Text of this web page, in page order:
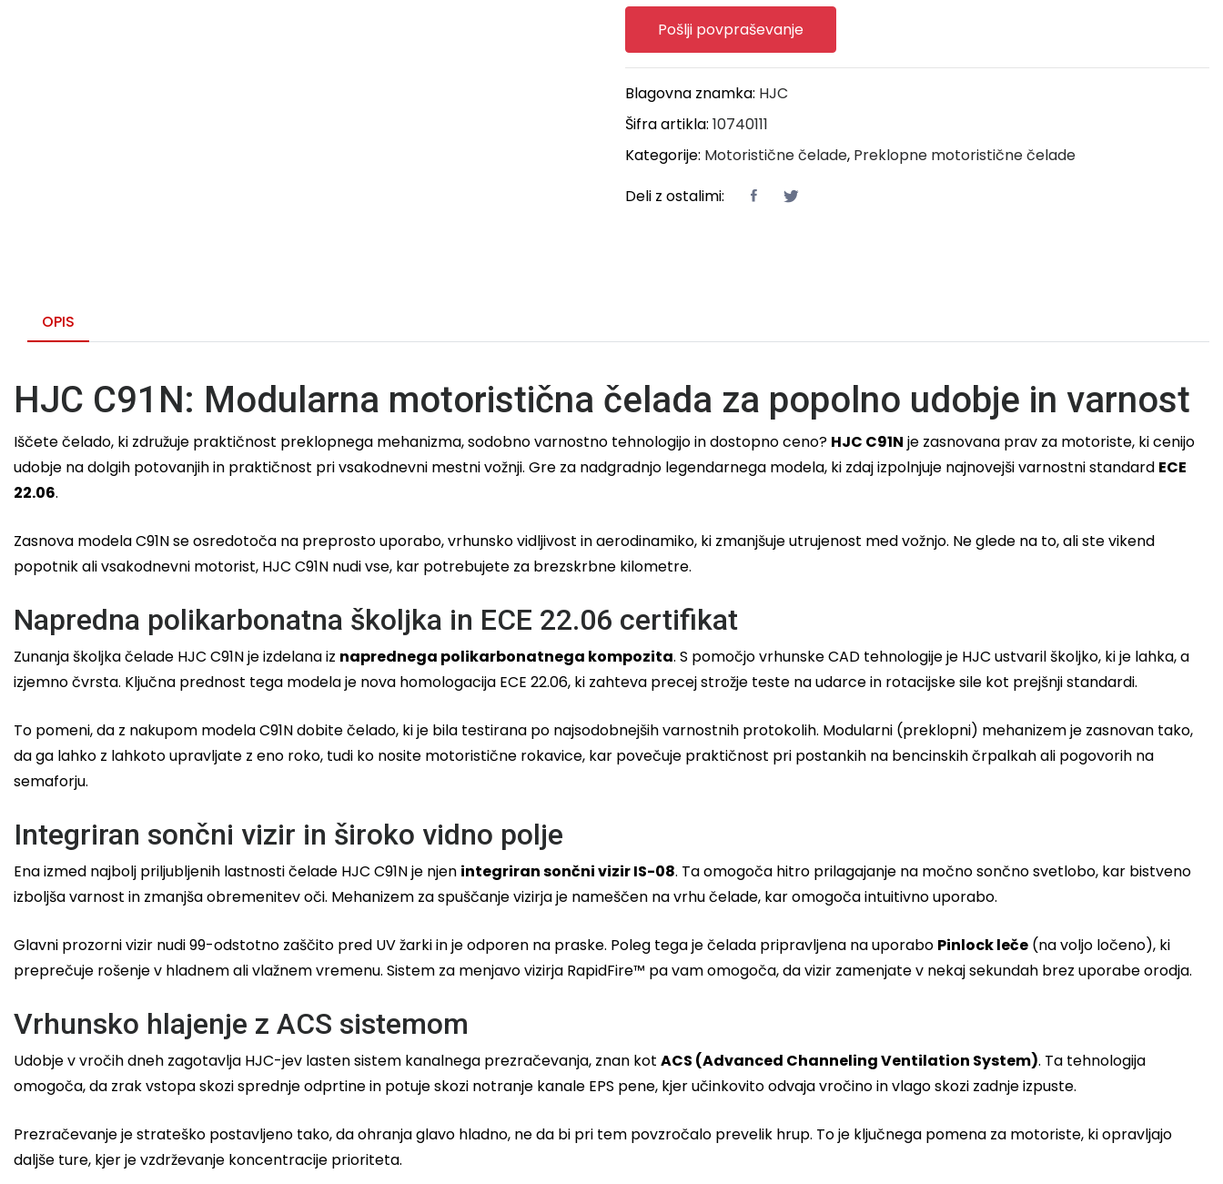
Pošlji povpraševanje
Blagovna znamka: HJC
Šifra artikla: 10740111
Kategorije: Motoristične čelade, Preklopne motoristične čelade
Deli z ostalimi:
OPIS
HJC C91N: Modularna motoristična čelada za popolno udobje in varnost
Iščete čelado, ki združuje praktičnost preklopnega mehanizma, sodobno varnostno tehnologijo in dostopno ceno? HJC C91N je zasnovana prav za motoriste, ki cenijo
udobje na dolgih potovanjih in praktičnost pri vsakodnevni mestni vožnji. Gre za nadgradnjo legendarnega modela, ki zdaj izpolnjuje najnovejši varnostni standard ECE
22.06.
Zasnova modela C91N se osredotoča na preprosto uporabo, vrhunsko vidljivost in aerodinamiko, ki zmanjšuje utrujenost med vožnjo. Ne glede na to, ali ste vikend
popotnik ali vsakodnevni motorist, HJC C91N nudi vse, kar potrebujete za brezskrbne kilometre.
Napredna polikarbonatna školjka in ECE 22.06 certifikat
Zunanja školjka čelade HJC C91N je izdelana iz naprednega polikarbonatnega kompozita. S pomočjo vrhunske CAD tehnologije je HJC ustvaril školjko, ki je lahka, a
izjemno čvrsta. Ključna prednost tega modela je nova homologacija ECE 22.06, ki zahteva precej strožje teste na udarce in rotacijske sile kot prejšnji standardi.
To pomeni, da z nakupom modela C91N dobite čelado, ki je bila testirana po najsodobnejših varnostnih protokolih. Modularni (preklopni) mehanizem je zasnovan tako,
da ga lahko z lahkoto upravljate z eno roko, tudi ko nosite motoristične rokavice, kar povečuje praktičnost pri postankih na bencinskih črpalkah ali pogovorih na
semaforju.
Integriran sončni vizir in široko vidno polje
Ena izmed najbolj priljubljenih lastnosti čelade HJC C91N je njen integriran sončni vizir IS-08. Ta omogoča hitro prilagajanje na močno sončno svetlobo, kar bistveno
izboljša varnost in zmanjša obremenitev oči. Mehanizem za spuščanje vizirja je nameščen na vrhu čelade, kar omogoča intuitivno uporabo.
Glavni prozorni vizir nudi 99-odstotno zaščito pred UV žarki in je odporen na praske. Poleg tega je čelada pripravljena na uporabo Pinlock leče (na voljo ločeno), ki
preprečuje rošenje v hladnem ali vlažnem vremenu. Sistem za menjavo vizirja RapidFire™ pa vam omogoča, da vizir zamenjate v nekaj sekundah brez uporabe orodja.
Vrhunsko hlajenje z ACS sistemom
Udobje v vročih dneh zagotavlja HJC-jev lasten sistem kanalnega prezračevanja, znan kot ACS (Advanced Channeling Ventilation System). Ta tehnologija
omogoča, da zrak vstopa skozi sprednje odprtine in potuje skozi notranje kanale EPS pene, kjer učinkovito odvaja vročino in vlago skozi zadnje izpuste.
Prezračevanje je strateško postavljeno tako, da ohranja glavo hladno, ne da bi pri tem povzročalo prevelik hrup. To je ključnega pomena za motoriste, ki opravljajo
daljše ture, kjer je vzdrževanje koncentracije prioriteta.